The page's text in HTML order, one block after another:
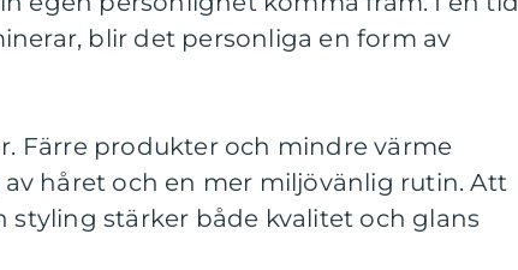
blir det personliga en form av
Färre produkter och mindre värme
håret och en mer miljövänlig rutin. Att
styling stärker både kvalitet och glans